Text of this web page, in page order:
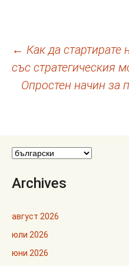
Навигация
← Как да стартирате
със стратегическия
Опростен начин за
Archives
август 2026
юли 2026
юни 2026